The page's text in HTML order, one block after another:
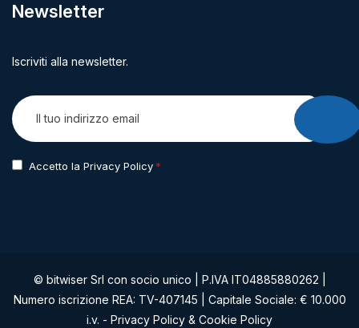
Newsletter
Iscriviti alla newsletter.
Accetto la Privacy Policy
© bitwiser Srl con socio unico | P.IVA IT04885880262 |
Numero iscrizione REA: TV-407145 | Capitale Sociale: € 10.000
i.v. - Privacy Policy & Cookie Policy